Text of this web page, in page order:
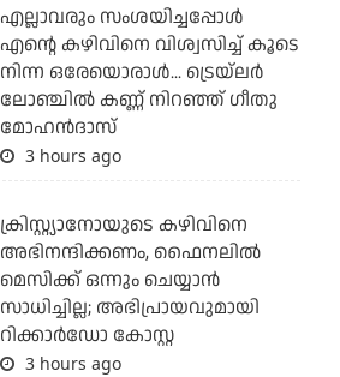
എല്ലാവരും സംശയിച്ചപ്പോള്‍
എന്റെ കഴിവിനെ വിശ്വസിച്ച് കൂടെ
നിന്ന ഒരേയൊരാള്‍... ട്രെയ്‌ലര്‍
ലോഞ്ചില്‍ കണ്ണ് നിറഞ്ഞ് ഗീതു
മോഹന്‍ദാസ്
3 hours ago
ക്രിസ്റ്റ്യാനോയുടെ കഴിവിനെ
അഭിനന്ദിക്കണം, ഫൈനലില്‍
മെസിക്ക് ഒന്നും ചെയ്യാന്‍
സാധിച്ചില്ല; അഭിപ്രായവുമായി
റിക്കാര്‍ഡോ കോസ്റ്റ
3 hours ago